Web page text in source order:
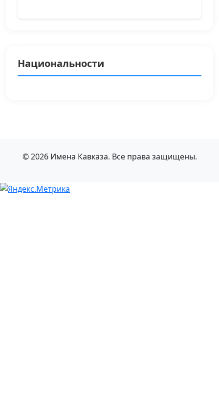
Национальности
© 2026 Имена Кавказа. Все права защищены.